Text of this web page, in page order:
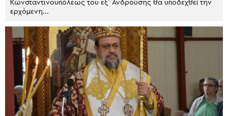
Κωνσταντινουπόλεως του εξ΄ Ανδρούσης θα υποδεχθεί την
ερχόμενη...